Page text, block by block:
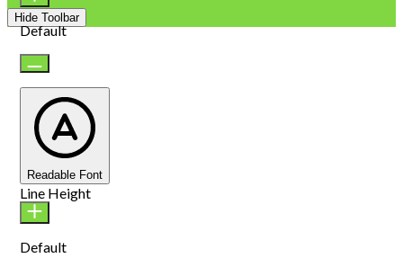
Hide Toolbar
Default
Readable Font
Line Height
Default